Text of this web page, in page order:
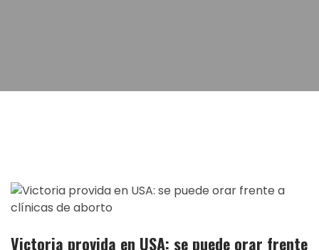
Victoria provida en USA: se puede orar frente